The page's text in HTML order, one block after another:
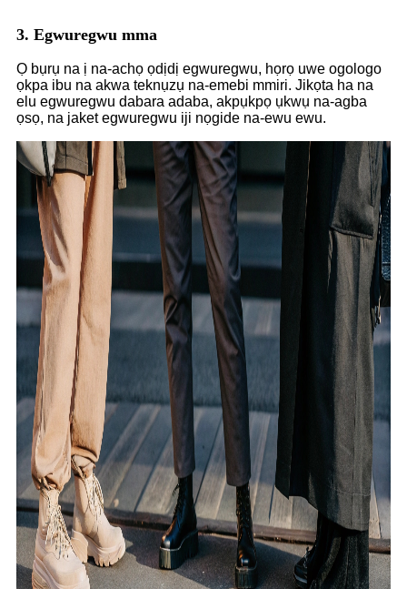
3. Egwuregwu mma
Ọ bụrụ na ị na-achọ ọdịdị egwuregwu, họrọ uwe ogologo
ọkpa ibu na akwa teknụzụ na-emebi mmiri. Jikọta ha na
elu egwuregwu dabara adaba, akpụkpọ ụkwụ na-agba
ọsọ, na jaket egwuregwu iji nọgide na-ewu ewu.